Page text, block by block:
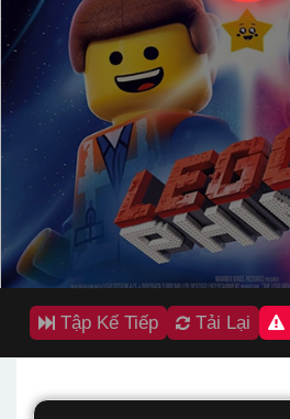
Tập Kế Tiếp Tải Lại